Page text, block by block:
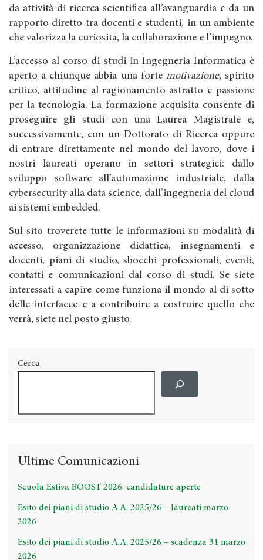
da attività di ricerca scientifica all’avanguardia e da un
rapporto diretto tra docenti e studenti, in un ambiente
che valorizza la curiosità, la collaborazione e l’impegno.
L’accesso al corso di studi in Ingegneria Informatica è
aperto a chiunque abbia una forte motivazione, spirito
critico, attitudine al ragionamento astratto e passione
per la tecnologia. La formazione acquisita consente di
proseguire gli studi con una Laurea Magistrale e,
successivamente, con un Dottorato di Ricerca oppure
di entrare direttamente nel mondo del lavoro, dove i
nostri laureati operano in settori strategici: dallo
sviluppo software all’automazione industriale, dalla
cybersecurity alla data science, dall’ingegneria del cloud
ai sistemi embedded.
Sul sito troverete tutte le informazioni su modalità di
accesso, organizzazione didattica, insegnamenti e
docenti, piani di studio, sbocchi professionali, eventi,
contatti e comunicazioni dal corso di studi. Se siete
interessati a capire come funziona il mondo al di sotto
delle interfacce e a contribuire a costruire quello che
verrà, siete nel posto giusto.
Cerca
Ultime Comunicazioni
Scuola Estiva BOOST 2026: candidature aperte
Esito dei piani di studio A.A. 2025/26 – laureati marzo
2026
Esito dei piani di studio A.A. 2025/26 – scadenza 31 marzo
2026